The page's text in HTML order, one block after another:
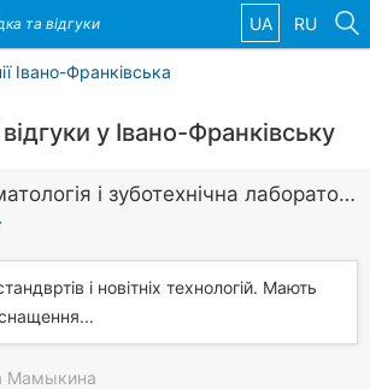
та відгуки UA RU
Івано-Франківська
у Івано-Франківську
FrankoLab, стоматологія і зуботехнічна лабораторія
і новітніх технологій. Мають
Мамыкина